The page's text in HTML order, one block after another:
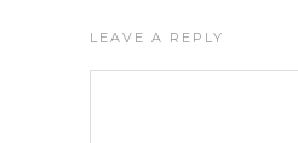
LEAVE A REPLY